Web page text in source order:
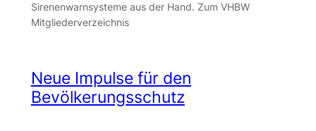
Sirenenwarnsysteme aus der Hand. Zum VHBW
Mitgliederverzeichnis
Neue Impulse für den
Bevölkerungsschutz